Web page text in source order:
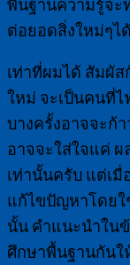
ต่อยอดสิ่งใหม่ๆไ
เท่าที่ผมได้ สัมผั
ใหม่ จะเป็นคนที่
บางครั้งอาจจะก้
อาจจะใส่ใจแค่
เท่านั้นครับ แต่เ
แก้ไขปัญหาโดยใ
นั้น คำแนะนำในข้
ศึกษาพื้นฐานกันใ